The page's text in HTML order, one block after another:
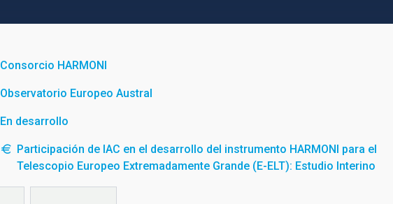
Consorcio HARMONI
Observatorio Europeo Austral
En desarrollo
Participación de IAC en el desarrollo del instrumento HARMONI para el
Telescopio Europeo Extremadamente Grande (E-ELT): Estudio Interino